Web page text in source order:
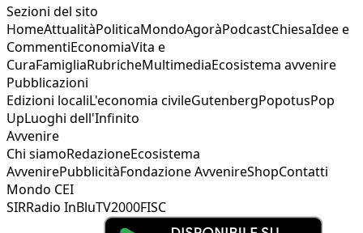
Sezioni del sito
HomeAttualitàPoliticaMondoAgoràPodcastChiesaIdee e
CommentiEconomiaVita e
CuraFamigliaRubricheMultimediaEcosistema avvenire
Pubblicazioni
Edizioni localiL'economia civileGutenbergPopotusPop
UpLuoghi dell'Infinito
Avvenire
Chi siamoRedazioneEcosistema
AvvenirePubblicitàFondazione AvvenireShopContatti
Mondo CEI
SIRRadio InBluTV2000FISC